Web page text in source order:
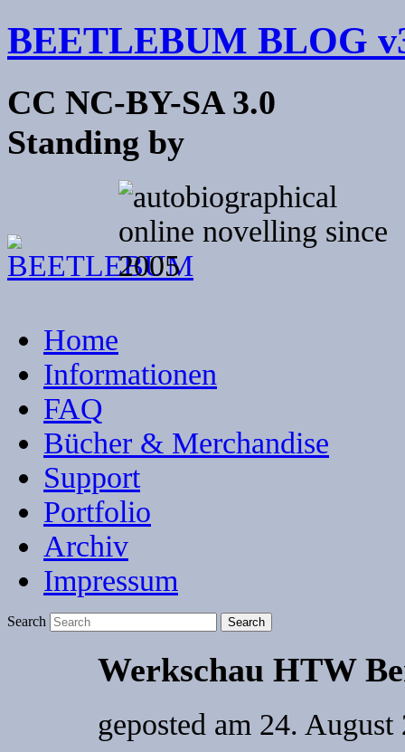
BEETLEBUM BLOG
CC NC-BY-SA 3.0
Standing by
Home
Informationen
FAQ
Bücher & Merchandise
Support
Portfolio
Archiv
Impressum
Search
Werkschau HTW
geposted am 24.